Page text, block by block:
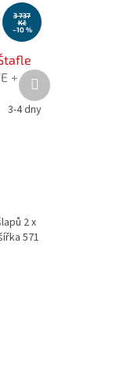
3 737
Kč
–10 %
+
na 7
3-4 dny
2 x
571
Další
produkt